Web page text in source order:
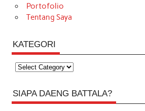
Portofolio
Tentang Saya
KATEGORI
Kategori
SIAPA DAENG BATTALA?